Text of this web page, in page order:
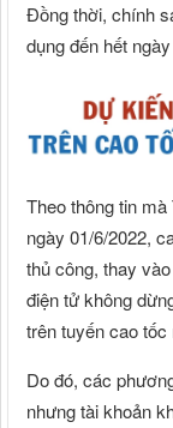
Đồng thời, chính
dụng đến hết
Theo thông tin
ngày 01/6/2022,
thủ công, thay
điện tử không
trên tuyến cao tốc
Do đó, các
nhưng tài khoản